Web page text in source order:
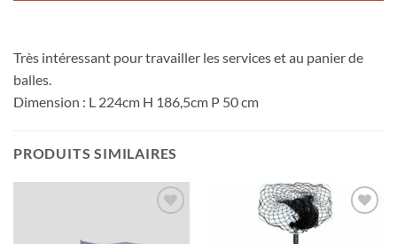
Très intéressant pour travailler les services et au panier de
balles.
Dimension : L 224cm H 186,5cm P 50 cm
PRODUITS SIMILAIRES